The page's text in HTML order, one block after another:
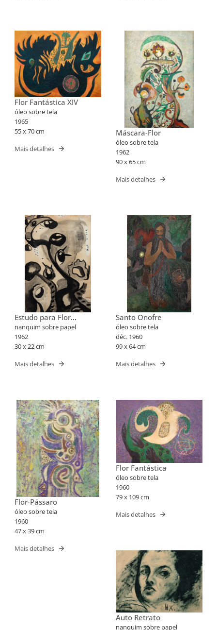
Flor Fantástica XIV
óleo sobre tela
1965
55 x 70 cm
Mais detalhes
Máscara-Flor
óleo sobre tela
1962
90 x 65 cm
Mais detalhes
Estudo para Flor
Fantástica XXX
nanquim sobre papel
1962
30 x 22 cm
Mais detalhes
Santo Onofre
óleo sobre tela
déc. 1960
99 x 64 cm
Mais detalhes
Flor-Pássaro
óleo sobre tela
1960
47 x 39 cm
Mais detalhes
Flor Fantástica
óleo sobre tela
1960
79 x 109 cm
Mais detalhes
Auto Retrato
nanquim sobre papel